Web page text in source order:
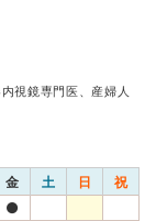
視鏡専門医、産婦人
金 土 日 祝